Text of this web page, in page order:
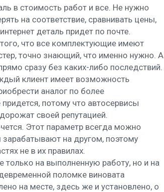
в стоимость работ и все. Не нужно
на соответствие, сравнивать цены,
деталь придет по почте.
что все комплектующие имеют
точно знающий, что именно нужно. А
сразу без каких-либо последствий.
клиент имеет возможность
аналог по более
потому что автосервисы
своей репутацией.
Этот параметр всегда можно
зарабатывают на другом, поэтому
не в их правилах.
только на выполненную работу, но и на
поломке виновата
на месте, здесь же и установлено, о